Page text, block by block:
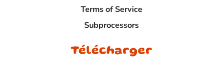
Terms of Service
Subprocessors
Télécharger